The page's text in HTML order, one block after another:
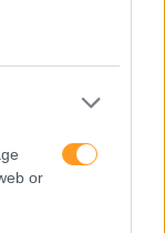
or